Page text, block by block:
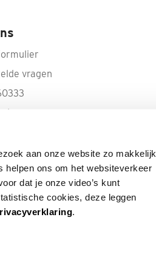
aan onze website zo makkelijk
helpen ons om het websiteverkeer
dat je onze video’s kunt
cookies, deze leggen
.
vragen